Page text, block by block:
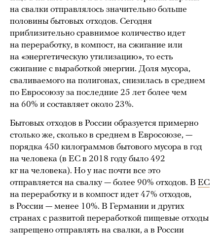
на свалки отправлялось значительно больше
половины бытовых отходов. Сегодня
приблизительно сравнимое количество идет
на переработку, в компост, на сжигание или
на «энергетическую утилизацию», то есть
сжигание с выработкой энергии. Доля мусора,
сваливаемого на полигонах, снизилась в среднем
по Евросоюзу за последние 25 лет более чем
на 60% и составляет около 23%.
Бытовых отходов в России образуется примерно
столько же, сколько в среднем в Евросоюзе, —
порядка 450 килограммов бытового мусора в год
на человека (в ЕС в 2018 году было 492
кг на человека). Но у нас почти все это
отправляется на свалку — более 90% отходов. В ЕС
на переработку и в компост идет 47% отходов,
в России — менее 10%. В Германии и других
странах с развитой переработкой пищевые отходы
запрещено отправлять на свалки, а в России